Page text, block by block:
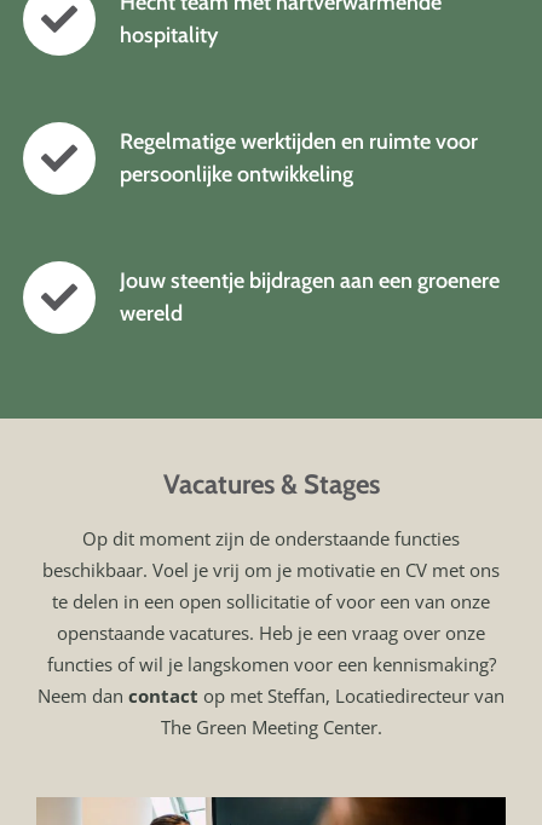
hospitality
Regelmatige werktijden en ruimte voor
persoonlijke ontwikkeling
Jouw steentje bijdragen aan een groenere
wereld
Vacatures & Stages
Op dit moment zijn de onderstaande functies
beschikbaar. Voel je vrij om je motivatie en CV met ons
te delen in een open sollicitatie of voor een van onze
openstaande vacatures. Heb je een vraag over onze
functies of wil je langskomen voor een kennismaking?
Neem dan contact op met Steffan, Locatiedirecteur van
The Green Meeting Center.